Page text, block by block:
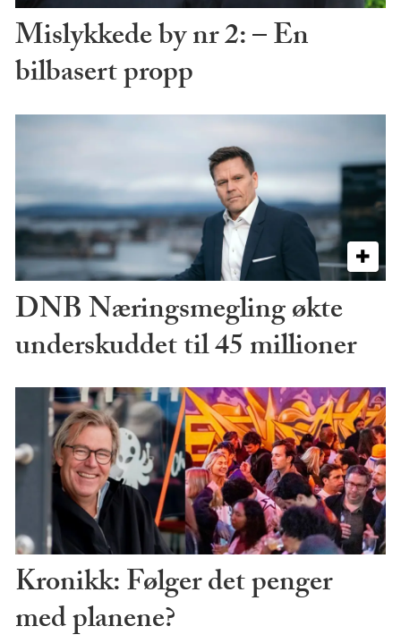
Mislykkede by nr 2: – En
bilbasert propp
DNB Næringsmegling økte
underskuddet til 45 millioner
Kronikk: Følger det penger
med planene?